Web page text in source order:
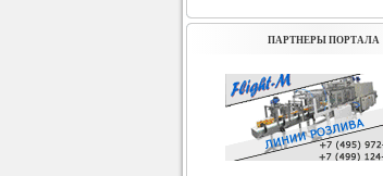
ПАРТНЕРЫ ПОРТАЛА